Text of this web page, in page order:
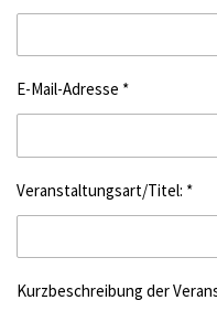
E-Mail-Adresse *
Veranstaltungsart/Titel: *
Kurzbeschreibung der